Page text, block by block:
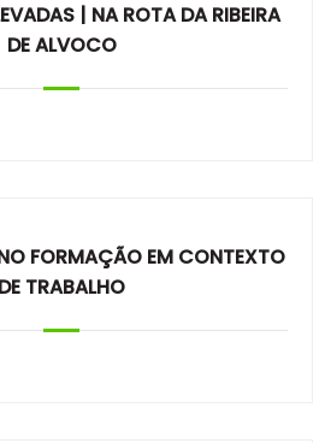
| NA ROTA DA RIBEIRA
DE ALVOCO
FORMAÇÃO EM CONTEXTO
DE TRABALHO